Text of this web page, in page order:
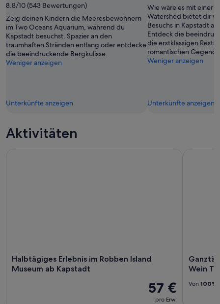
8.8/10 (543 Bewertungen)
Zeig deinen Kindern die Meeresbewohnern
im Two Oceans Aquarium, während du
Kapstadt besuchst. Spazier an den
traumhaften Stränden entlang oder entdecke
die beeindruckende Bergkulisse.
Weniger anzeigen
Unterkünfte anzeigen
Wie wäre es mit einer
Watershed bietet dir
Besuchs in Kapstadt
Entdeck die
die erstklassigen
romantischen Gegend.
Weniger anzeigen
Unterkünfte anzeigen
Aktivitäten
Halbtägiges Erlebnis im Robben Island
Museum ab Kapstadt
57 €
pro Erw.
Wein
Von 100%